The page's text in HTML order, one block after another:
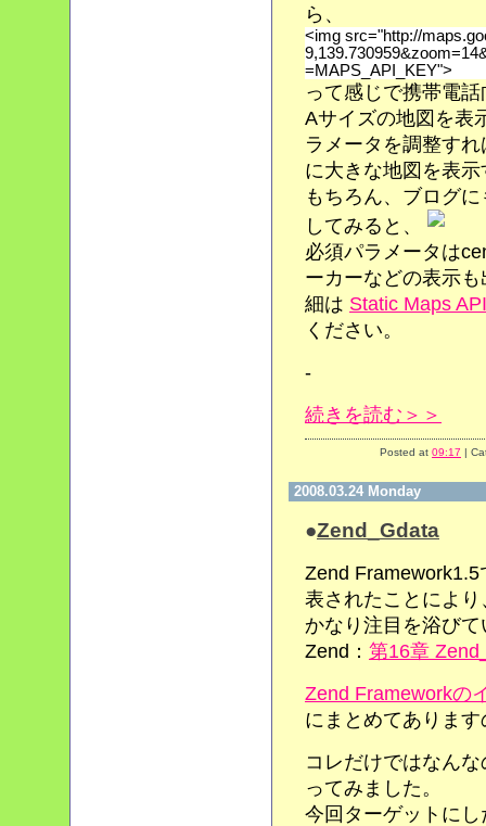
ら、
<img src="http://
=MAPS_API_KEY">
って感じで携帯電
Aサイズの地図を表
ラメータを調整す
に大きな地図を表
もちろん、ブログ
してみると、
必須パラメータは
ーカーなどの表示
細は Static Maps
ください。
-
続きを読む＞＞
Posted at 09:17 |
2008.03.24 Monday
●Zend_Gdata
Zend
表されたことにより
かなり注目を浴び
Zend： 第16章
Zend Frameworkの
にまとめてありま
コレだけではなん
ってみました。
今回ターゲットにし